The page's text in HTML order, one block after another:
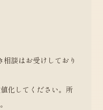
談はお受けしており
化してください。所